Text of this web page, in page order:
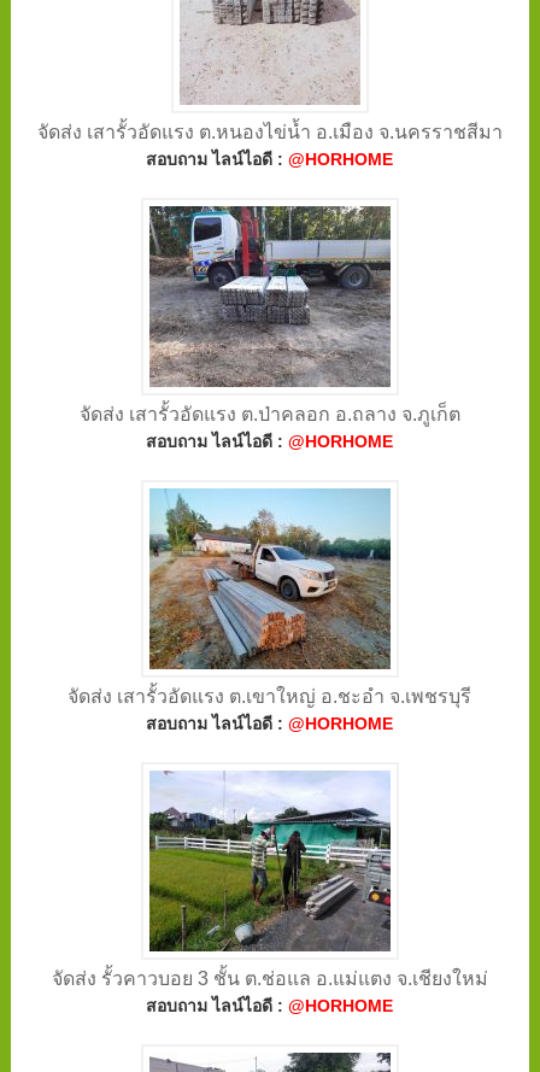
จัดส่ง เสารั้วอัดแรง ต.หนองไข่น้ำ อ.เมือง จ.นครราชสีมา
สอบถาม ไลน์ไอดี :@HORHOME
จัดส่ง เสารั้วอัดแรง ต.ป่าคลอก อ.ถลาง จ.ภูเก็ต
สอบถาม ไลน์ไอดี :@HORHOME
จัดส่ง เสารั้วอัดแรง ต.เขาใหญ่ อ.ชะอำ จ.เพชรบุรี
สอบถาม ไลน์ไอดี :@HORHOME
จัดส่ง รั้วคาวบอย 3 ชั้น ต.ช่อแล อ.แม่แตง จ.เชียงใหม่
สอบถาม ไลน์ไอดี :@HORHOME